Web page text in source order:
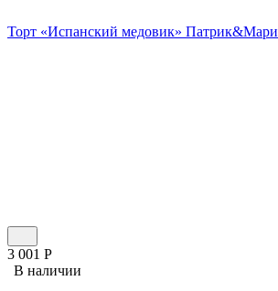
Торт «Испанский медовик» Патрик&Мари
3 001 Р
В наличии